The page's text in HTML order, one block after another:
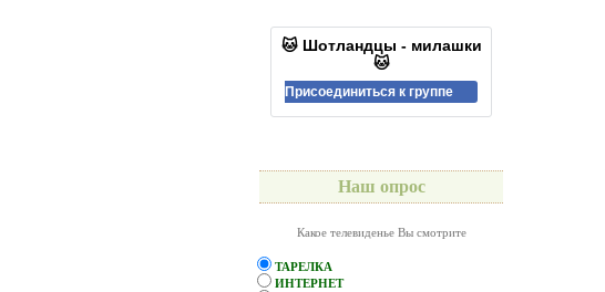
🐱 Шотландцы - милашки
🐱
Присоединиться к группе
Наш опрос
Какое телевиденье Вы смотрите
ТАРЕЛКА
ИНТЕРНЕТ